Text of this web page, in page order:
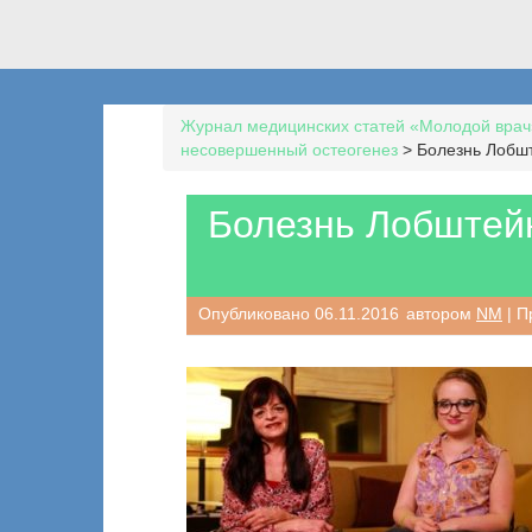
Журнал медицинских статей «Молодой
несовершенный остеогенез > Болезнь
Болезнь
Опубликовано 06.11.2016 автором NM |